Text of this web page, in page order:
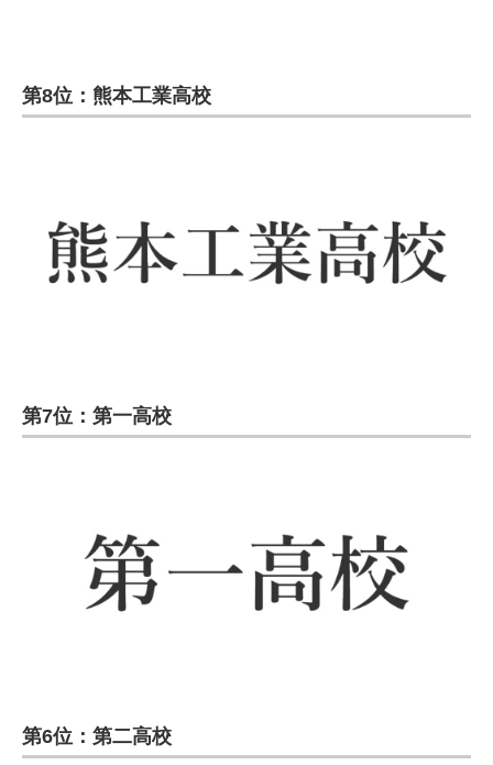
第8位：熊本工業高校
第7位：第一高校
第6位：第二高校